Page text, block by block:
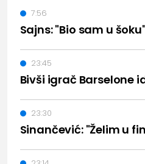
Sajns: "Bio sam u šoku"
7:56
Bivši igrač Barselone
23:45
Sinančević: "Želim u
23:30